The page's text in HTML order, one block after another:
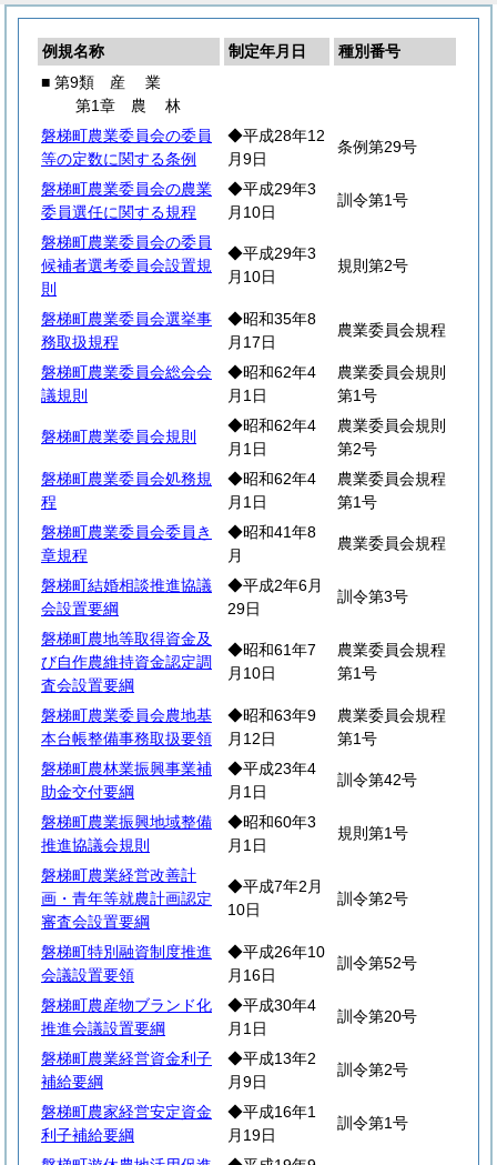
例規名称 制定年月日
種別番号
■ 第9類 産 業
第1章 農林
磐梯町農業委員会の委員
等の定数に関する条例
◆平成28年12
月9日
条例第29号
磐梯町農業委員会の農業
委員選任に関する規程
◆平成29年3
月10日
訓令第1号
磐梯町農業委員会の委員
候補者選考委員会設置規
則
◆平成29年3
月10日
規則第2号
磐梯町農業委員会選挙事
務取扱規程
◆昭和35年8
月17日
農業委員会規程
磐梯町農業委員会総会会
議規則
◆昭和62年4
月1日
農業委員会規則
第1号
磐梯町農業委員会規則
◆昭和62年4
月1日
農業委員会規則
第2号
磐梯町農業委員会処務規
程
◆昭和62年4
月1日
農業委員会規程
第1号
磐梯町農業委員会委員き
章規程
◆昭和41年8
月
農業委員会規程
磐梯町結婚相談推進協議
会設置要綱
◆平成2年6月
29日
訓令第3号
磐梯町農地等取得資金及
び自作農維持資金認定調
査会設置要綱
◆昭和61年7
月10日
農業委員会規程
第1号
磐梯町農業委員会農地基
本台帳整備事務取扱要領
◆昭和63年9
月12日
農業委員会規程
第1号
磐梯町農林業振興事業補
助金交付要綱
◆平成23年4
月1日
訓令第42号
磐梯町農業振興地域整備
推進協議会規則
◆昭和60年3
月1日
規則第1号
磐梯町農業経営改善計
画・青年等就農計画認定
審査会設置要綱
◆平成7年2月
10日
訓令第2号
磐梯町特別融資制度推進
会議設置要領
◆平成26年10
月16日
訓令第52号
磐梯町農産物ブランド化
推進会議設置要綱
◆平成30年4
月1日
訓令第20号
磐梯町農業経営資金利子
補給要綱
◆平成13年2
月9日
訓令第2号
磐梯町農家経営安定資金
利子補給要綱
◆平成16年1
月19日
訓令第1号